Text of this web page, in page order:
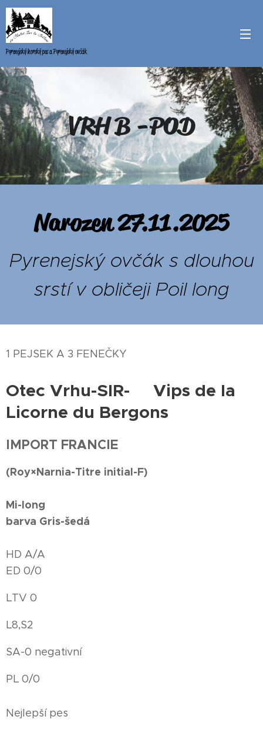
Pyrenejský horský pes a Pyrenejský ovčák
VRHB -POD
Narozen 27.11.2025
Pyrenejský ovčák s dlouhou
srstí v obličeji Poil long
1 PEJSEK A 3 FENEČKY
Otec Vrhu-SIR- Vips de la
Licorne du Bergons
IMPORT FRANCIE
(Roy×Narnia-Titre initial-F)
Mi-long
barva Gris-šedá
HD A/A
ED 0/0
LTV 0
L8,S2
SA-0 negativní
PL 0/0
Nejlepší pes